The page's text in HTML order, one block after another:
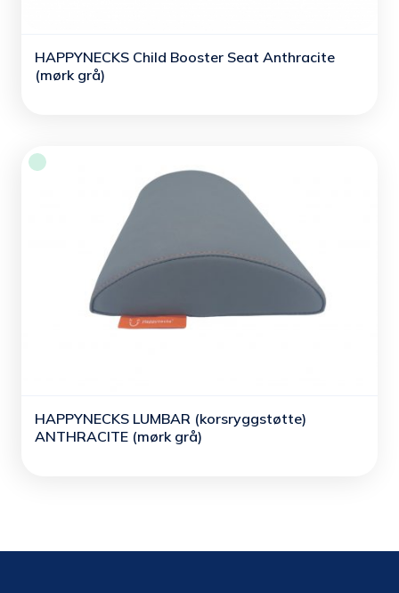
HAPPYNECKS Child Booster Seat Anthracite
(mørk grå)
HAPPYNECKS LUMBAR (korsryggstøtte)
ANTHRACITE (mørk grå)